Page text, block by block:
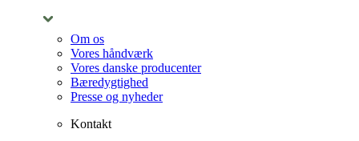
Om os
Vores håndværk
Vores danske producenter
Bæredygtighed
Presse og nyheder
Kontakt